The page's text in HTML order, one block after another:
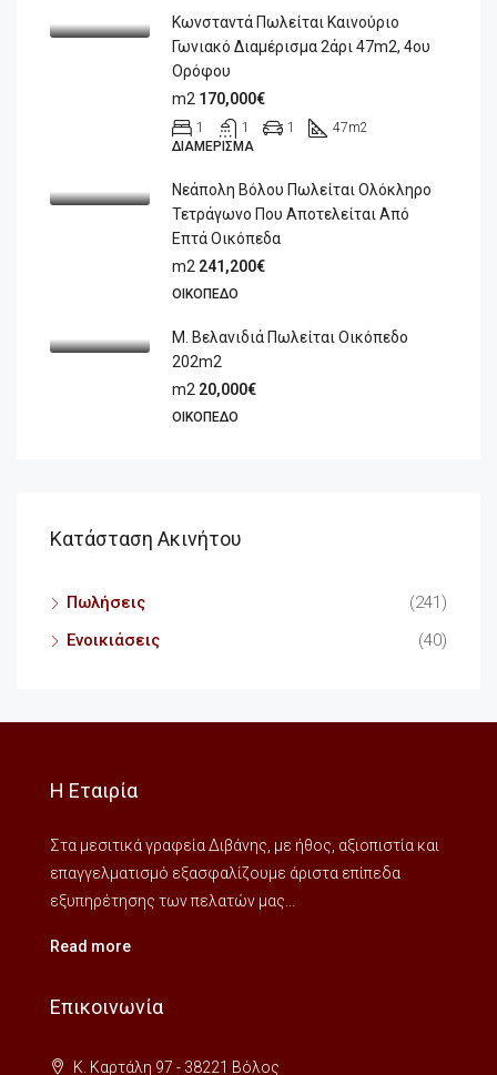
Κωνσταντά Πωλείται Καινούριο
Γωνιακό Διαμέρισμα 2άρι 47m2, 4ου
Ορόφου
m2 170,000€
1 1 1 47m2
ΔΙΑΜΈΡΙΣΜΑ
Νεάπολη Βόλου Πωλείται Ολόκληρο
Τετράγωνο Που Αποτελείται Από
Επτά Οικόπεδα
m2 241,200€
ΟΙΚΌΠΕΔΟ
Μ. Βελανιδιά Πωλείται Οικόπεδο
202m2
m2 20,000€
ΟΙΚΌΠΕΔΟ
Κατάσταση Ακινήτου
Πωλήσεις
(241)
Ενοικιάσεις
(40)
Η Εταιρία
Στα μεσιτικά γραφεία Διβάνης, με ήθος, αξιοπιστία και
επαγγελματισμό εξασφαλίζουμε άριστα επίπεδα
εξυπηρέτησης των πελατών μας...
Read more
Επικοινωνία
Κ. Καρτάλη 97 - 38221 Βόλος